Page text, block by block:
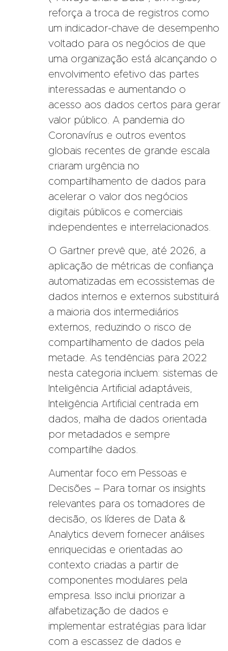
reforça a troca de registros como
um indicador-chave de desempenho
voltado para os negócios de que
uma organização está alcançando o
envolvimento efetivo das partes
interessadas e aumentando o
acesso aos dados certos para gerar
valor público. A pandemia do
Coronavírus e outros eventos
globais recentes de grande escala
criaram urgência no
compartilhamento de dados para
acelerar o valor dos negócios
digitais públicos e comerciais
independentes e interrelacionados.
O Gartner prevê que, até 2026, a
aplicação de métricas de confiança
automatizadas em ecossistemas de
dados internos e externos substituirá
a maioria dos intermediários
externos, reduzindo o risco de
compartilhamento de dados pela
metade. As tendências para 2022
nesta categoria incluem: sistemas de
Inteligência Artificial adaptáveis,
Inteligência Artificial centrada em
dados, malha de dados orientada
por metadados e sempre
compartilhe dados.
Aumentar foco em Pessoas e
Decisões – Para tornar os insights
relevantes para os tomadores de
decisão, os líderes de Data &
Analytics devem fornecer análises
enriquecidas e orientadas ao
contexto criadas a partir de
componentes modulares pela
empresa. Isso inclui priorizar a
alfabetização de dados e
implementar estratégias para lidar
com a escassez de dados e